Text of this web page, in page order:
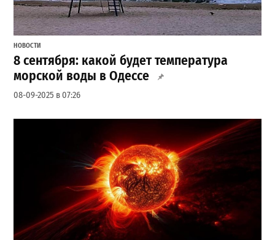
НОВОСТИ
8 сентября: какой будет температура
морской воды в Одессе
08-09-2025 в 07:26